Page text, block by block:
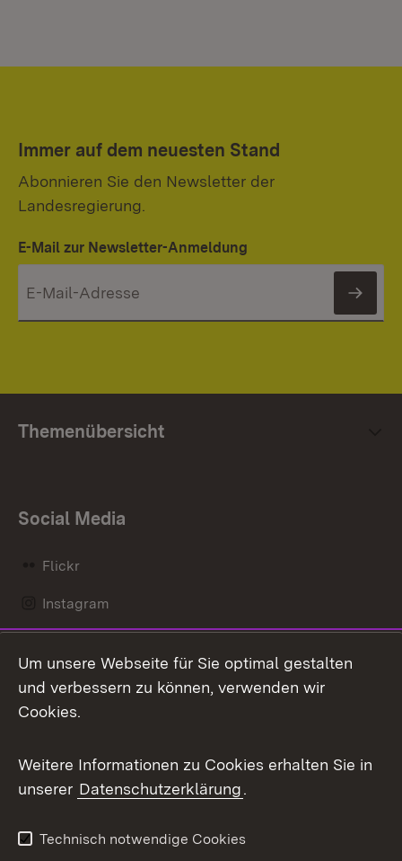
Immer auf dem neuesten Stand
Abonnieren Sie den Newsletter der
Landesregierung.
E-Mail zur Newsletter-Anmeldung
Themenübersicht
Social Media
Flickr
Instagram
Mastodon
Messenger
Social Wall
X / Twitter
Youtube
Um unsere Webseite für Sie optimal gestalten
und verbessern zu können, verwenden wir
Cookies.
Weitere Informationen zu Cookies erhalten Sie in
unserer Datenschutzerklärung.
Technisch notwendige Cookies